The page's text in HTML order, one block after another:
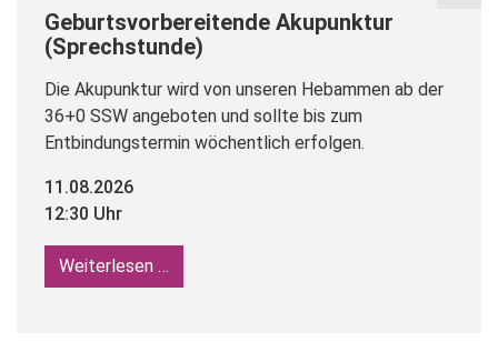
Geburtsvorbereitende Akupunktur
(Sprechstunde)
Die Akupunktur wird von unseren Hebammen ab der
36+0 SSW angeboten und sollte bis zum
Entbindungstermin wöchentlich erfolgen.
11.08.2026
12:30 Uhr
Weiterlesen …